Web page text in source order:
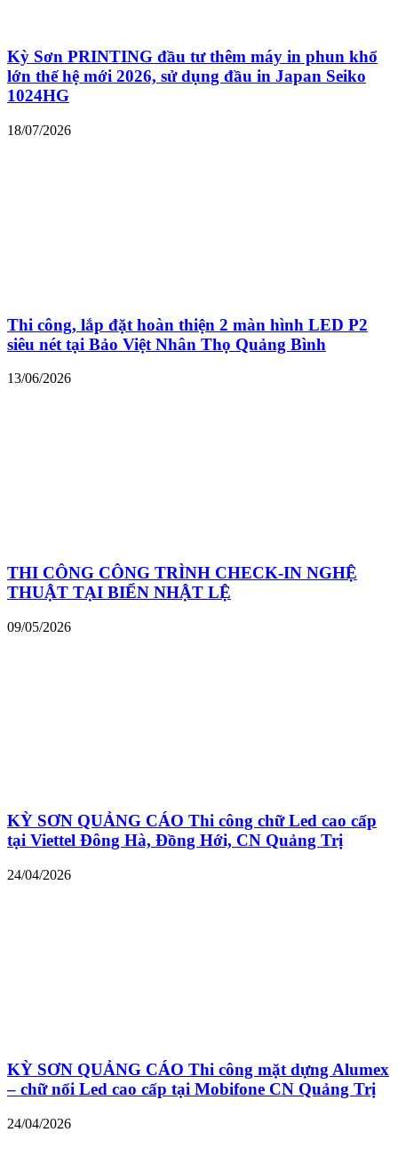
Kỳ Sơn PRINTING đầu tư thêm máy in phun khổ
lớn thế hệ mới 2026, sử dụng đầu in Japan Seiko
1024HG
18/07/2026
Thi công, lắp đặt hoàn thiện 2 màn hình LED P2
siêu nét tại Bảo Việt Nhân Thọ Quảng Bình
13/06/2026
THI CÔNG CÔNG TRÌNH CHECK-IN NGHỆ
THUẬT TẠI BIỂN NHẬT LỆ
09/05/2026
KỲ SƠN QUẢNG CÁO Thi công chữ Led cao cấp
tại Viettel Đông Hà, Đồng Hới, CN Quảng Trị
24/04/2026
KỲ SƠN QUẢNG CÁO Thi công mặt dựng Alumex
– chữ nổi Led cao cấp tại Mobifone CN Quảng Trị
24/04/2026